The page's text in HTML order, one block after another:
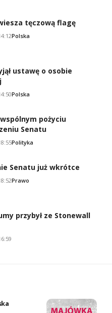
tęczową flagę
Polska
ustawę o osobie
Polska
pożyciu
Senatu
Polityka
Senatu już wkrótce
Prawo
przybył ze Stonewall